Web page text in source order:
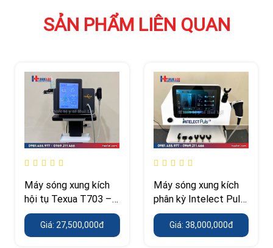
SẢN PHẨM LIÊN QUAN
Máy sóng xung kích
hội tụ Texua T703 –
công suất 400 W, áp
suất tới 12 Bar
Giá: 27,500,000đ
Máy sóng xung kích
phân kỳ Intelect Puls
30 – 13 đầu điều trị,
áp suất tới 10 Bar
Giá: 38,000,000đ